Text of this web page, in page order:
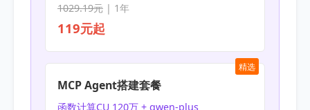
1029.19元| 1年
119元起
精选
MCP Agent搭建套餐
函数计算CU 120万 + qwen-plus